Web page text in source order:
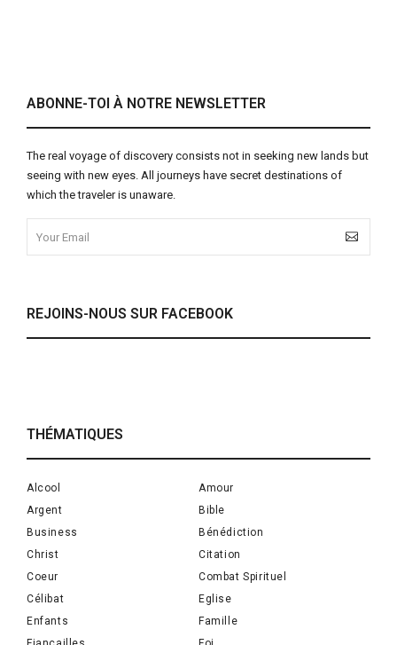
ABONNE-TOI À NOTRE NEWSLETTER
The real voyage of discovery consists not in seeking new lands but
seeing with new eyes. All journeys have secret destinations of
which the traveler is unaware.
REJOINS-NOUS SUR FACEBOOK
THÉMATIQUES
Alcool
Amour
Argent
Bible
Business
Bénédiction
Christ
Citation
Coeur
Combat Spirituel
Célibat
Eglise
Enfants
Famille